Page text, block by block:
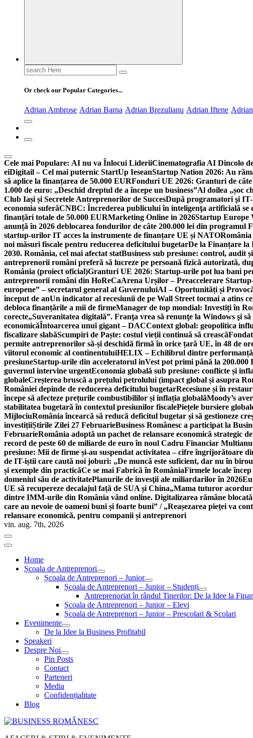
Search
for:
Or check our Popular Categories...
Adrian Ambrose Adrian Barna Adrian Brezulianu Adrian Iftene
Cele mai Populare: AI nu va Înlocui LideriiCinematografia AI Dincolo
eiDigitail – Cel mai puternic StartUp IeseanStartup Nation 2026: Au
să aplice la finanțarea de 50.000 EURFonduri UE 2026: Granturi de
1.000 de euro: „Deschid dreptul de a începe un business”Al doilea „șoc
Club Iași și Secretele Antreprenorilor de SuccesDupă programatori şi
economia suferăCNBC: Încrederea publicului în inteligenţa artificială se
finanțări totale de 50.000 EURMarketing Online in 2026Startup Europe
anunță în 2026 deblocarea fondurilor de câte 200.000 lei din
startup-urilor IT acces la instrumente de finanțare UE și NATO
noi măsuri fiscale pentru reducerea deficitului bugetarDe la Finanțare la
2030. România, cel mai afectat statBusiness sub presiune: control, audit
antreprenorii români preferă să lucreze pe persoană fizică autorizată,
România (proiect oficial)Granturi UE 2026: Startup-urile pot lua bani
antreprenorii români din HoReCaArena Urșilor – Preaccelerare
europene” – secretarul general al GuvernuluiAI – Oportunități și
început de anUn indicator al recesiunii de pe Wall Street tocmai a atins
debloca finanțările a mii de firmeManager de top mondial: Investiți în
corecte„Suveranitatea digitală”. Franţa vrea să renunţe la Windows şi
economicăÎntoarcerea unui gigant – DACContext global: geopolitica
fiscalizare slabăScumpiri de Paște: costul vieții continuă să crească
permite antreprenorilor să-și deschidă firmă în orice țară UE, în 48 de
viitorul economic al continentuluiHELIX – Echilibrul dintre performanță
presiuneStartup-urile din acceleratorul inVest pot primi până la
guvernul intervine urgentEconomia globală sub presiune: conflicte și
globaleCreșterea bruscă a prețului petrolului (impact global și asupra
României depinde de reducerea deficitului bugetarRecesiune și în
începe să afecteze prețurile combustibililor și inflația globalăMoody’s
stabilitatea bugetară în contextul presiunilor fiscalePiețele bursiere
MijlociuRomânia încearcă să reducă deficitul bugetar și să gestioneze
investițiiȘtirile Zilei 27 FebruarieBusiness Românesc a participat la
FebruarieRomânia adoptă un pachet de relansare economică strategic
record de peste 60 de miliarde de euro în noul Cadru Financiar
presiune: Mii de firme și-au suspendat activitatea – cifre îngrijorătoare
de IT-iștii care caută noi joburi: „De muncă este suficient, dar nu în
și exemple din practicăCe se mai Fabrică în RomâniaFirmele locale
domeniul său de activitatePlanurile de invesţii ale miliardarilor în 2026
UE să recupereze decalajul față de SUA și China„Mama tuturor
dintre IMM-urile din România vând online. Digitalizarea rămâne
care au nevoie de oameni buni și foarte buni” / „Reașezarea pieței va
relansare economică, pentru companii și antreprenori
vin. aug. 7th, 2026
Home
Școala de Antreprenori
Școala de Antreprenori – Junior
Școala de Antreprenori – Junior – Studenți
Antreprenoriat în rândul Tinerilor: De la Idee la
Școala de Antreprenori – Junior – Elevi
Școala de Antreprenori – Junior – Preșcolari & Școlari
Evenimente
De la Idee la Business Profitabil
Speakeri
Despre Noi
Pin Posts
Contact
Parteneri
Media
Confidențialitate
Blog